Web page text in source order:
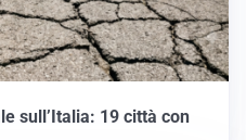
sull’Italia: 19 città con